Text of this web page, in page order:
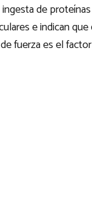
de
e indican
fuerza es el